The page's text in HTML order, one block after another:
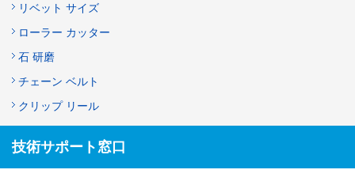
リベット サイズ
ローラー カッター
石 研磨
チェーン ベルト
クリップ リール
技術サポート窓口